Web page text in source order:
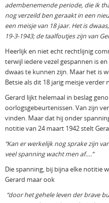
adembenemende periode, die ik
nog verzeild ben geraakt in een
een meisje van 18 jaar. Het is
19-3-1943; de taalfoutjes zijn van
Heerlijk en niet echt rechtlijnig
terwijl iedere vezel gespannen is
dwaas te kunnen zijn. Maar het is
Betsie als dit 18 jarig meisje
Gerard lijkt helemaal in beslag
oorlogsgebeurtenissen. Van zijn
vinden. Maar dat hij onder
notitie van 24 maart 1942 stelt
“Kan er werkelijk nog sprake zijn
veel spanning wacht men af….”
Die spanning, bij bijna elke notitie
Gerard maar ook
“door het gehele leven der brave